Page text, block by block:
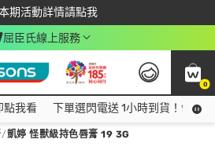
期活動詳情請點我
載app最高回饋$350
屈臣氏線上服務
0
看
點我看 下單選閃電送 1小時到貨！領神
/凱婷 怪獸級持色唇膏 19 3G